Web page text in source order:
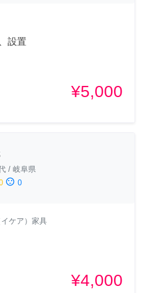
設置
¥5,000
/ 岐阜県
sentiment_dissatisfied 0
ケア）家具
¥4,000